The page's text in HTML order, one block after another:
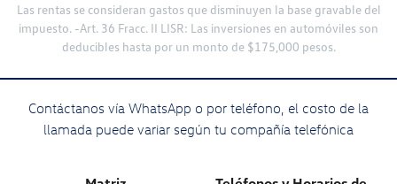
Las rentas se consideran gastos que disminuyen la base gravable del
impuesto. -Art. 36 Fracc. II LISR: Las inversiones en automóviles son
deducibles hasta por un monto de $175,000 pesos.
Contáctanos vía WhatsApp o por teléfono, el costo de la
llamada puede variar según tu compañía telefónica